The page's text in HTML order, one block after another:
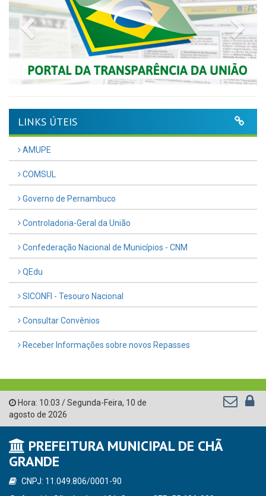
Previous
LINKS ÚTEIS
AMUPE
COMSUL
Governo de Pernambuco
Controladoria-Geral da União
Confederação Nacional de Municípios - CNM
QEdu
SICONFI - Tesouro Nacional
Consultar Convênios
Receber Informações sobre novos Repasses
Hora: 10:03 /Segunda-Feira, 10 de
agosto de 2026
PREFEITURA MUNICIPAL DE CHÃ
GRANDE
CNPJ: 11.049.806/0001-90